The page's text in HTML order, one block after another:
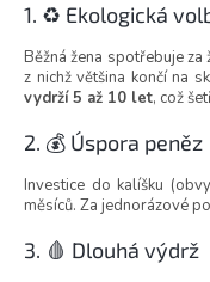
1. ♻️ Ekologická
Běžná žena spotřebuje za
z nichž většina končí na
vydrží 5 až 10 let, což
2. 💰 Úspora peněz
Investice do kalíšku
měsíců. Za jednorázové
3. 🩸 Dlouhá výdrž